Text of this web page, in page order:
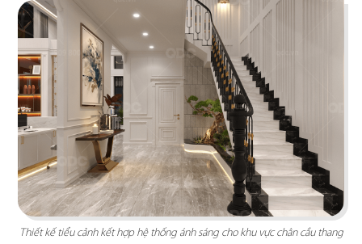
VIETGAS
Tổng thể không gian sử dụng tông màu trắng - be
giúp hấp thụ nhiều ánh sáng tự nhiên, kích thích
khả năng làm việc sáng tạo và hiệu quả.
Chi tiết
Thiết kế tiểu cảnh kết hợp hệ thống ánh sáng cho khu vực chân cầu thang